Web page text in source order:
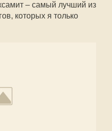
– самый лучший из
которых я только